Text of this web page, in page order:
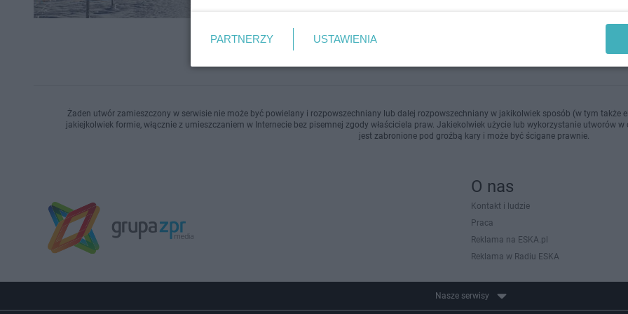
Żaden utwór zamieszczony w serwisie nie może być powielany i rozpowszechniany lub dalej rozpowszechniany w jakikolwiek sposób (w tym
jakiejkolwiek formie, włącznie z umieszczaniem w Internecie bez pisemnej zgody właściciela praw. Jakiekolwiek użycie lub wykorzystanie utworów
jest zabronione pod groźbą kary i może być ścigane prawnie.
O nas
Kontakt i ludzie
Praca
Reklama na ESKA.pl
Reklama w Radiu ESKA
Nasze serwisy
PARTNERZY USTAWIENIA